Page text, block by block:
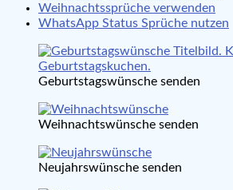
Weihnachtssprüche verwenden
WhatsApp Status Sprüche nutzen
Geburtstagswünsche senden
Weihnachtswünsche senden
Neujahrswünsche senden